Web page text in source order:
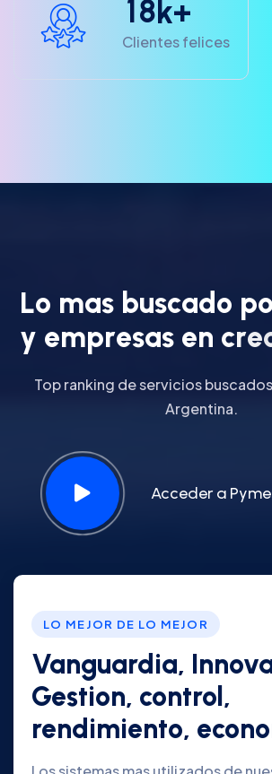
18k+
Clientes felices
Lo mas buscado po
y empresas en cre
Top ranking de servicios
Argentina.
Acceder a
LO MEJOR DE LO MEJOR
Vanguardia,
Gestion, control,
rendimiento,